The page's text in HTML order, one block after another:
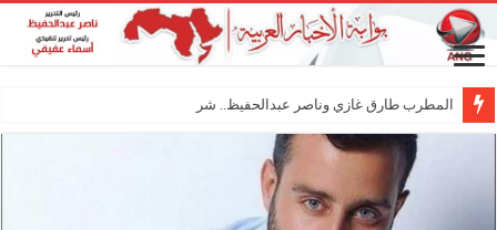
المطرب طارق غازي وناصر عبدالحفيظ.. شراكة فنية